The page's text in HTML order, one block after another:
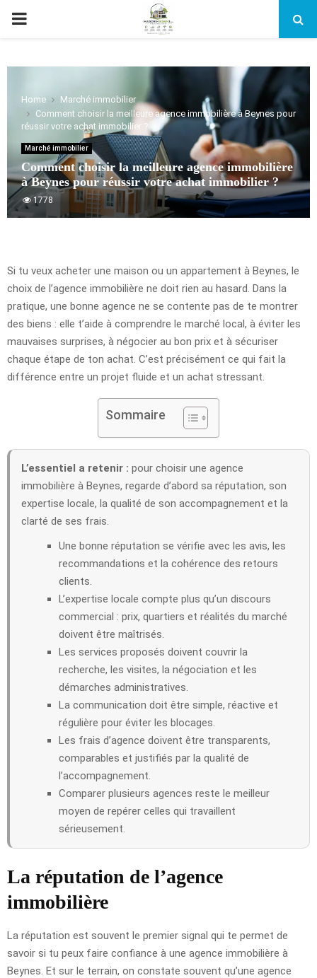
PRIMARY
Home
Marché immobilier
Comment choisir la meilleure agence immobilière à Beynes pour
réussir votre achat immobilier ?
Marché immobilier
Comment choisir la meilleure agence immobilière
à Beynes pour réussir votre achat immobilier ?
1778
Si tu veux acheter une maison ou un appartement à Beynes, le
choix de l’agence immobilière ne doit rien au hasard. Dans la
pratique, une bonne agence ne se contente pas de te montrer
des biens : elle t’aide à comprendre le marché local, à éviter les
mauvaises surprises, à négocier au bon prix et à sécuriser
chaque étape de ton achat. C’est précisément ce qui fait la
différence entre un projet fluide et un achat stressant.
Sommaire
L’essentiel a retenir : pour choisir une agence
immobilière à Beynes, regarde d’abord sa réputation, son
expertise locale, la qualité de son accompagnement et la
clarté de ses frais.
Une bonne réputation se vérifie avec les avis, les
recommandations et la cohérence des retours
clients.
L’expertise locale compte plus qu’un discours
commercial : prix, quartiers et réalités du marché
doivent être maîtrisés.
Les services proposés doivent couvrir la
recherche, les visites, la négociation et les
démarches administratives.
La communication doit être simple, réactive et
régulière pour éviter les blocages.
Les frais d’agence doivent être transparents,
comparables et justifiés par la qualité de
l’accompagnement.
Comparer plusieurs agences reste le meilleur
moyen de repérer celles qui travaillent
sérieusement.
La réputation de l’agence
immobilière
La réputation est souvent le premier signal qui te permet de
savoir si tu peux faire confiance à une agence immobilière à
Beynes. Et sur le terrain, on constate souvent qu’une agence